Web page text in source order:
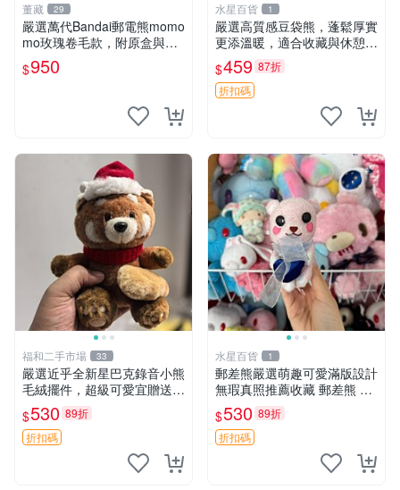
董藏 29
嚴選萬代Bandai郵電熊momo
mo玫瑰卷毛款，附原盒與吊
牌，粉嫩可愛入手即柔軟～
玫瑰卷毛 郵電熊 正品
$950
水星百貨 1
嚴選高質感豆袋熊，蓬鬆厚實
更添溫暖，適合收藏與休憩。
前胸填充飽滿，背部亦具優雅
設計。 豆袋熊 保暖 溫柔 蓬
松
$459 87折
折扣碼
福和二手市場 33
嚴選近乎全新星巴克錄音小熊
毛絨擺件，超級可愛宜贈送掛
飾 錄音小熊 毛絨擺件 贈品
$530 89折
折扣碼
水星百貨 1
郵差熊嚴選萌趣可愛滿版設計
無瑕真照推薦收藏 郵差熊 熊
抱枕 紅薯啵啵間
$530 89折
折扣碼